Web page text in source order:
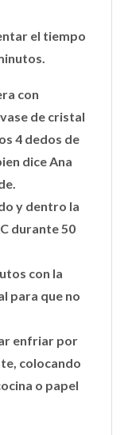
el tiempo
con
de cristal
4 dedos de
dice Ana
y dentro la
durante 50
con la
para que no
enfriar por
colocando
o papel